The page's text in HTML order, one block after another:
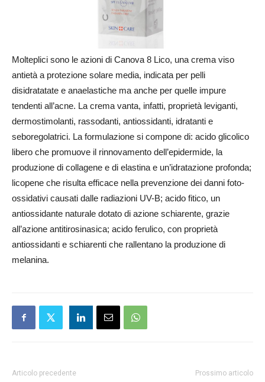
Molteplici sono le azioni di Canova 8 Lico, una crema viso
antietà a protezione solare media, indicata per pelli
disidratatate e anaelastiche ma anche per quelle impure
tendenti all’acne. La crema vanta, infatti, proprietà leviganti,
dermostimolanti, rassodanti, antiossidanti, idratanti e
seboregolatrici. La formulazione si compone di: acido glicolico
libero che promuove il rinnovamento dell’epidermide, la
produzione di collagene e di elastina e un’idratazione profonda;
licopene che risulta efficace nella prevenzione dei danni foto-
ossidativi causati dalle radiazioni UV-B; acido fitico, un
antiossidante naturale dotato di azione schiarente, grazie
all’azione antitirosinasica; acido ferulico, con proprietà
antiossidanti e schiarenti che rallentano la produzione di
melanina.
Articolo precedente Prossimo articolo